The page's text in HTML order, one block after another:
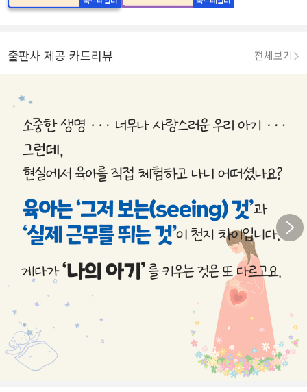
출판사 제공 카드리뷰 전체보기